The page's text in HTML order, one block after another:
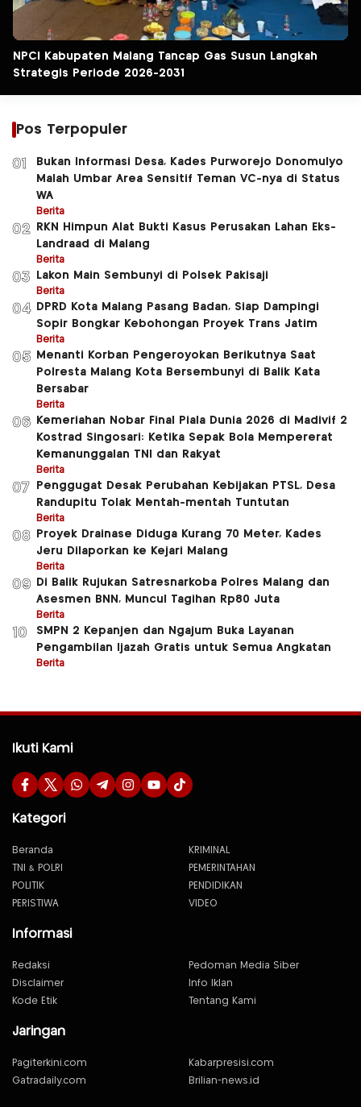
NPCI Kabupaten Malang Tancap Gas Susun Langkah
Strategis Periode 2026-2031
Pos Terpopuler
01
Bukan Informasi Desa, Kades Purworejo Donomulyo
Malah Umbar Area Sensitif Teman VC-nya di Status
WA
Berita
02
RKN Himpun Alat Bukti Kasus Perusakan Lahan Eks-
Landraad di Malang
Berita
03 Lakon Main Sembunyi di Polsek Pakisaji
Berita
04
DPRD Kota Malang Pasang Badan, Siap Dampingi
Sopir Bongkar Kebohongan Proyek Trans Jatim
Berita
05
Menanti Korban Pengeroyokan Berikutnya Saat
Polresta Malang Kota Bersembunyi di Balik Kata
Bersabar
Berita
06
Kemeriahan Nobar Final Piala Dunia 2026 di Madivif 2
Kostrad Singosari: Ketika Sepak Bola Mempererat
Kemanunggalan TNI dan Rakyat
Berita
07
Penggugat Desak Perubahan Kebijakan PTSL, Desa
Randupitu Tolak Mentah-mentah Tuntutan
Berita
08
Proyek Drainase Diduga Kurang 70 Meter, Kades
Jeru Dilaporkan ke Kejari Malang
Berita
09
Di Balik Rujukan Satresnarkoba Polres Malang dan
Asesmen BNN, Muncul Tagihan Rp80 Juta
Berita
10
SMPN 2 Kepanjen dan Ngajum Buka Layanan
Pengambilan Ijazah Gratis untuk Semua Angkatan
Berita
Ikuti Kami
Kategori
Beranda
KRIMINAL
TNI & POLRI
PEMERINTAHAN
POLITIK
PENDIDIKAN
PERISTIWA
VIDEO
Informasi
Redaksi
Pedoman Media Siber
Disclaimer
Info Iklan
Kode Etik
Tentang Kami
Jaringan
Pagiterkini.com
Kabarpresisi.com
Gatradaily.com
Brilian-news.id